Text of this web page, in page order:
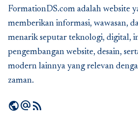
FormationDS.com adalah website
memberikan informasi, wawasan,
menarik seputar teknologi, digital,
pengembangan website, desain,
modern lainnya yang relevan
zaman.
publicalternate_emailrss_feed